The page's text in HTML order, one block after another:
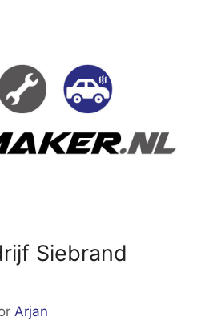
Siebrand
Arjan